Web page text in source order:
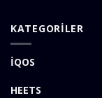
KATEGORİLER
İQOS
HEETS